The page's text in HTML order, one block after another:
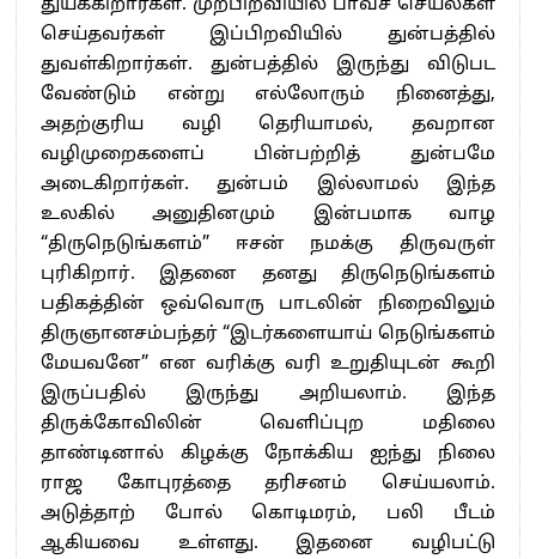
துய்க்கிறார்கள். முற்பிறவியில் பாவச் செயல்கள்
செய்தவர்கள் இப்பிறவியில் துன்பத்தில்
துவள்கிறார்கள். துன்பத்தில் இருந்து விடுபட
வேண்டும் என்று எல்லோரும் நினைத்து,
அதற்குரிய வழி தெரியாமல், தவறான
வழிமுறைகளைப் பின்பற்றித் துன்பமே
அடைகிறார்கள். துன்பம் இல்லாமல் இந்த
உலகில் அனுதினமும் இன்பமாக வாழ
“திருநெடுங்களம்” ஈசன் நமக்கு திருவருள்
புரிகிறார். இதனை தனது திருநெடுங்களம்
பதிகத்தின் ஒவ்வொரு பாடலின் நிறைவிலும்
திருஞானசம்பந்தர் “இடர்களையாய் நெடுங்களம்
மேயவனே” என வரிக்கு வரி உறுதியுடன் கூறி
இருப்பதில் இருந்து அறியலாம். இந்த
திருக்கோவிலின் வெளிப்புற மதிலை
தாண்டினால் கிழக்கு நோக்கிய ஐந்து நிலை
ராஜ கோபுரத்தை தரிசனம் செய்யலாம்.
அடுத்தாற் போல் கொடிமரம், பலி பீடம்
ஆகியவை உள்ளது. இதனை வழிபட்டு